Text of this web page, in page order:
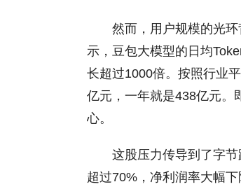
然而，用户规模的光
示，豆包大模型的日均
长超过1000倍。按照行业
亿元，一年就是438亿元。
心。
这股压力传导到了字
超过70%，净利润率大幅